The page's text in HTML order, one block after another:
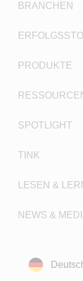
BRANCHEN
PRODUKTE
SPOTLIGHT
TINK
LESEN &
NEWS &